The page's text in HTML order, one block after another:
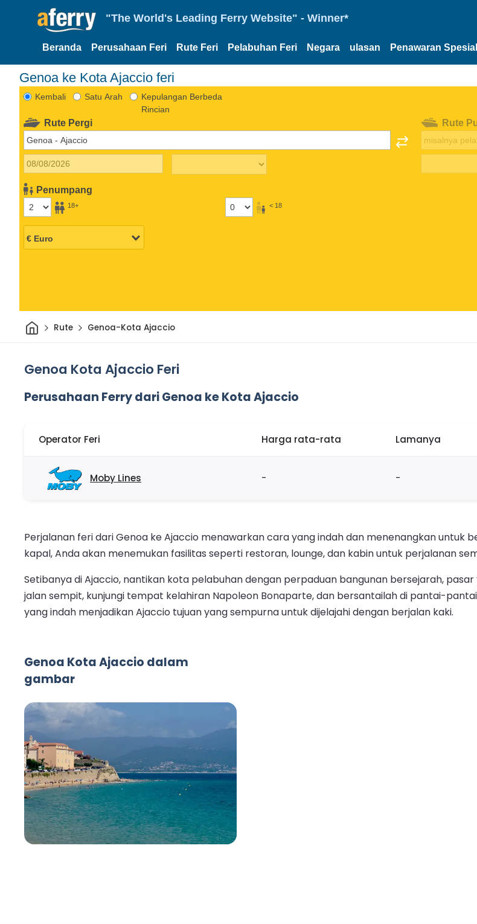
"The World's Leading Ferry Website" - Winner*
Beranda Perusahaan Feri Rute Feri Pelabuhan Feri Negara ulasan Penawaran Spesial
Genoa ke Kota Ajaccio feri
Kembali Satu Arah
Kepulangan Berbeda
Rincian
Rute Pergi
Penumpang
18+ < 18
Rute
Rumah
Rute Genoa-Kota Ajaccio
Genoa Kota Ajaccio Feri
Perusahaan Ferry dari Genoa ke Kota Ajaccio
Operator Feri Harga rata-rata Lamanya
Moby Lines - -
Perjalanan feri dari Genoa ke Ajaccio menawarkan cara yang indah dan menenangkan untuk
kapal, Anda akan menemukan fasilitas seperti restoran, lounge, dan kabin untuk perjalanan
Setibanya di Ajaccio, nantikan kota pelabuhan dengan perpaduan bangunan bersejarah,
jalan sempit, kunjungi tempat kelahiran Napoleon Bonaparte, dan bersantailah di pantai-
yang indah menjadikan Ajaccio tujuan yang sempurna untuk dijelajahi dengan berjalan kaki.
Genoa Kota Ajaccio dalam
gambar